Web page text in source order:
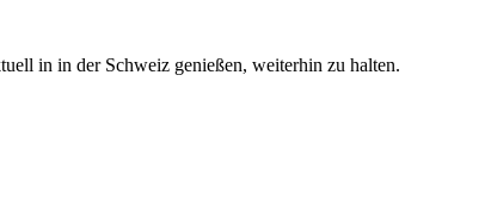
in in der Schweiz genießen, weiterhin zu halten.